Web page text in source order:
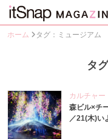
ホーム タグ：ミュージアム
タ
カルチャー
森ビル×チ
／21(木)い